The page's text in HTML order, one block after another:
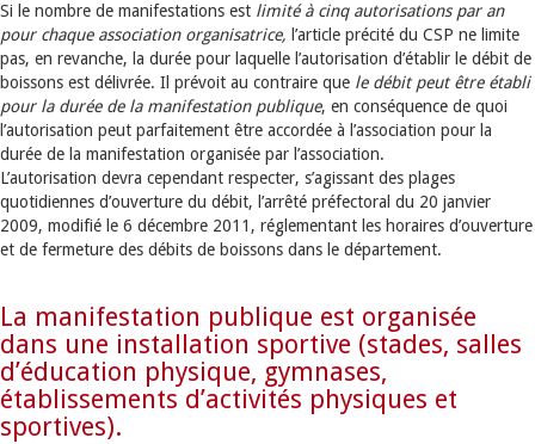
Si le nombre de manifestations est limité à cinq autorisations par an
pour chaque association organisatrice, l’article précité du CSP ne limite
pas, en revanche, la durée pour laquelle l’autorisation d’établir le débit de
boissons est délivrée. Il prévoit au contraire que le débit peut être établi
pour la durée de la manifestation publique, en conséquence de quoi
l’autorisation peut parfaitement être accordée à l’association pour la
durée de la manifestation organisée par l’association.
L’autorisation devra cependant respecter, s’agissant des plages
quotidiennes d’ouverture du débit, l’arrêté préfectoral du 20 janvier
2009, modifié le 6 décembre 2011, réglementant les horaires d’ouverture
et de fermeture des débits de boissons dans le département.
La manifestation publique est organisée
dans une installation sportive (stades, salles
d’éducation physique, gymnases,
établissements d’activités physiques et
sportives).